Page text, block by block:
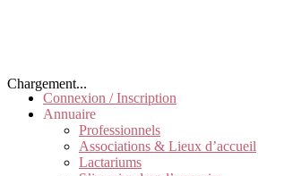
Chargement...
Connexion / Inscription
Annuaire
Professionnels
Associations & Lieux d’accueil
Lactariums